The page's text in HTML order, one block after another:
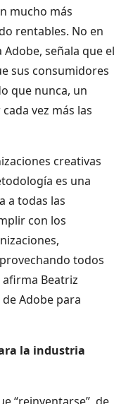
mucho más
rentables. No en
señala que el
sus consumidores
que nunca, un
vez más las
creativas
es una
a todas las
con los
todos
Beatriz
Adobe para
la industria